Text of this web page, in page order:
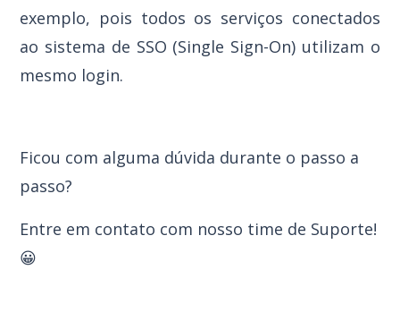
exemplo, pois todos os serviços conectados
ao sistema de SSO (Single Sign-On) utilizam o
mesmo login.
Ficou com alguma dúvida durante o passo a
passo?
Entre em contato com nosso time de Suporte!
😀